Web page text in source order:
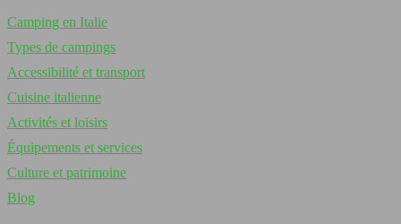
Camping en Italie
Types de campings
Accessibilité et transport
Cuisine italienne
Activités et loisirs
Équipements et services
Culture et patrimoine
Blog